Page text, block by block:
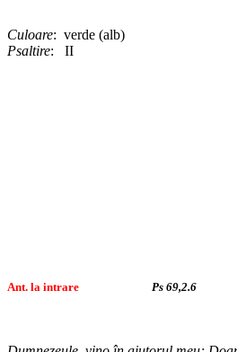
Culoare: verde (alb)
Psaltire: II
Ant. la intrare Ps 69,2.6